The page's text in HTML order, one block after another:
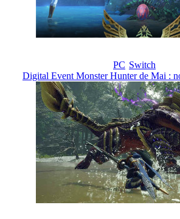
PC Switch
Digital Event Monster Hunter de Mai :